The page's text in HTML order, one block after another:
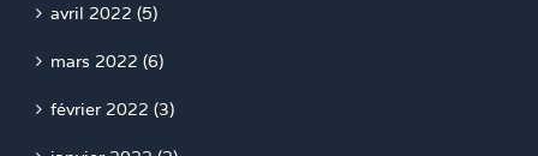
avril 2022 (5)
mars 2022 (6)
février 2022 (3)